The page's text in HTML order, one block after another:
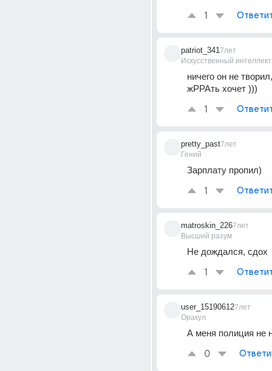
1
patriot_341
Искусственный интеллект
7лет
ничего он не
жРРАть хочет )))
1
pretty_past
Гений
7лет
Зарплату пропил)
1
matroskin_226
Высший разум
7лет
Не дождался, сдох
1
user_15190612
Оракул
7лет
А меня полиция не
0